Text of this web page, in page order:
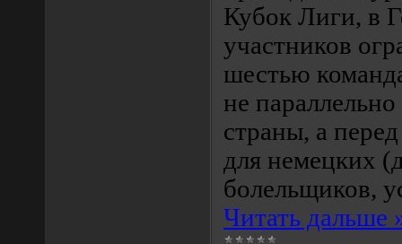
Кубок Лиги, в
участников
шестью
не
страны, а
для немецких
болельщиков,
Читать дальше